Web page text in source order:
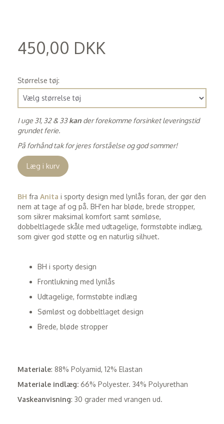
450,00 DKK
Størrelse tøj:
I uge 31, 32 & 33kan der forekomme forsinket leveringstid
grundet ferie.
På forhånd tak for jeres forståelse og god sommer!
Læg i kurv
BH fra Anita i sporty design med lynlås foran, der gør den
nem at tage af og på. BH'en har bløde, brede stropper,
som sikrer maksimal komfort samt sømløse,
dobbeltlagede skåle med udtagelige, formstøbte indlæg,
som giver god støtte og en naturlig silhuet.
BH i sporty design
Frontlukning med lynlås
Udtagelige, formstøbte indlæg
Sømløst og dobbeltlaget design
Brede, bløde stropper
Materiale: 88% Polyamid, 12% Elastan
Materiale indlæg: 66% Polyester. 34% Polyurethan
Vaskeanvisning: 30 grader med vrangen ud.